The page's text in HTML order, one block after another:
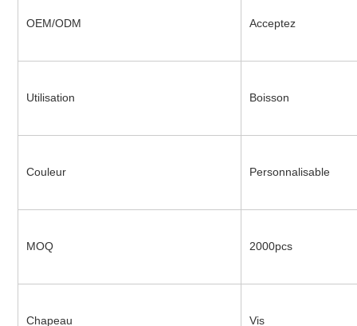
OEM/ODM Acceptez
Utilisation Boisson
Couleur Personnalisable
MOQ 2000pcs
Chapeau Vis